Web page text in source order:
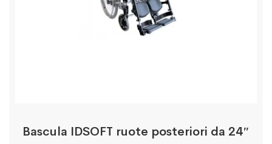
Bascula IDSOFT ruote posteriori da 24″